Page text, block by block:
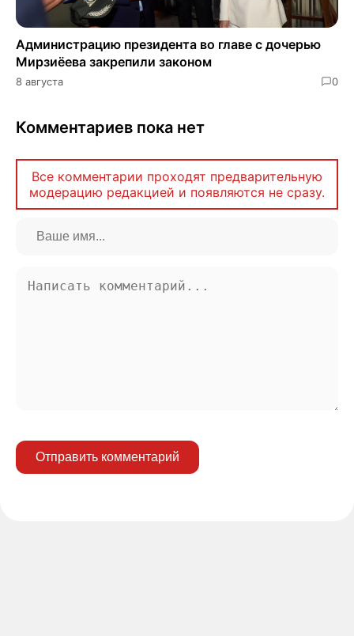
Администрацию президента во главе с дочерью
Мирзиёева закрепили законом
8 августа 0
Комментариев пока нет
Все комментарии проходят предварительную
модерацию редакцией и появляются не сразу.
Отправить комментарий